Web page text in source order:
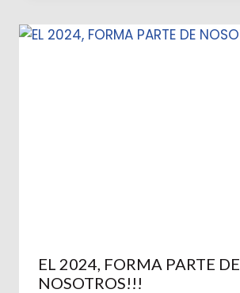
EL 2024, FORMA PARTE DE
NOSOTROS!!!